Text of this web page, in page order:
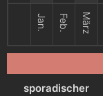
Jan. Feb. März
sporadischer